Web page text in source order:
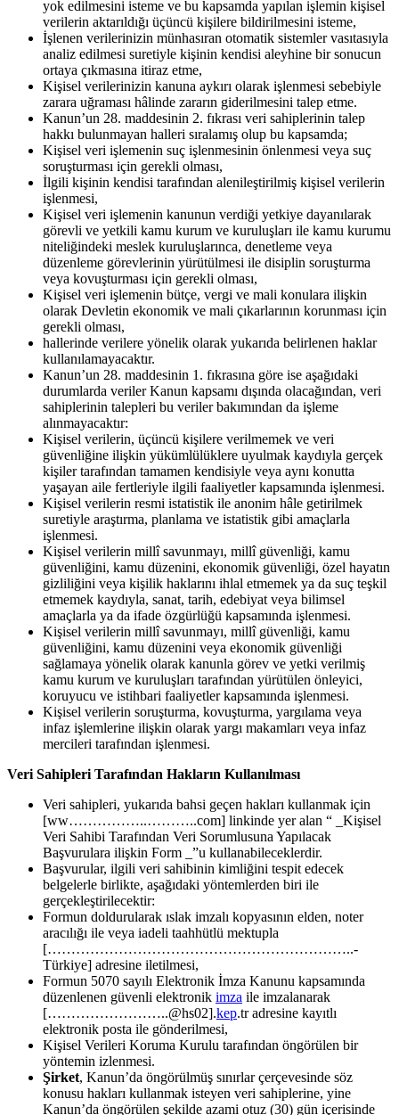
yok edilmesini isteme ve bu kapsamda yapılan işlemin kişisel
verilerin aktarıldığı üçüncü kişilere bildirilmesini isteme,
İşlenen verilerinizin münhasıran otomatik sistemler vasıtasıyla
analiz edilmesi suretiyle kişinin kendisi aleyhine bir sonucun
ortaya çıkmasına itiraz etme,
Kişisel verilerinizin kanuna aykırı olarak işlenmesi sebebiyle
zarara uğraması hâlinde zararın giderilmesini talep etme.
Kanun’un 28. maddesinin 2. fıkrası veri sahiplerinin talep
hakkı bulunmayan halleri sıralamış olup bu kapsamda;
Kişisel veri işlemenin suç işlenmesinin önlenmesi veya suç
soruşturması için gerekli olması,
İlgili kişinin kendisi tarafından alenileştirilmiş kişisel verilerin
işlenmesi,
Kişisel veri işlemenin kanunun verdiği yetkiye dayanılarak
görevli ve yetkili kamu kurum ve kuruluşları ile kamu kurumu
niteliğindeki meslek kuruluşlarınca, denetleme veya
düzenleme görevlerinin yürütülmesi ile disiplin soruşturma
veya kovuşturması için gerekli olması,
Kişisel veri işlemenin bütçe, vergi ve mali konulara ilişkin
olarak Devletin ekonomik ve mali çıkarlarının korunması için
gerekli olması,
hallerinde verilere yönelik olarak yukarıda belirlenen haklar
kullanılamayacaktır.
Kanun’un 28. maddesinin 1. fıkrasına göre ise aşağıdaki
durumlarda veriler Kanun kapsamı dışında olacağından, veri
sahiplerinin talepleri bu veriler bakımından da işleme
alınmayacaktır:
Kişisel verilerin, üçüncü kişilere verilmemek ve veri
güvenliğine ilişkin yükümlülüklere uyulmak kaydıyla gerçek
kişiler tarafından tamamen kendisiyle veya aynı konutta
yaşayan aile fertleriyle ilgili faaliyetler kapsamında işlenmesi.
Kişisel verilerin resmi istatistik ile anonim hâle getirilmek
suretiyle araştırma, planlama ve istatistik gibi amaçlarla
işlenmesi.
Kişisel verilerin millî savunmayı, millî güvenliği, kamu
güvenliğini, kamu düzenini, ekonomik güvenliği, özel hayatın
gizliliğini veya kişilik haklarını ihlal etmemek ya da suç teşkil
etmemek kaydıyla, sanat, tarih, edebiyat veya bilimsel
amaçlarla ya da ifade özgürlüğü kapsamında işlenmesi.
Kişisel verilerin millî savunmayı, millî güvenliği, kamu
güvenliğini, kamu düzenini veya ekonomik güvenliği
sağlamaya yönelik olarak kanunla görev ve yetki verilmiş
kamu kurum ve kuruluşları tarafından yürütülen önleyici,
koruyucu ve istihbari faaliyetler kapsamında işlenmesi.
Kişisel verilerin soruşturma, kovuşturma, yargılama veya
infaz işlemlerine ilişkin olarak yargı makamları veya infaz
mercileri tarafından işlenmesi.
Veri Sahipleri Tarafından Hakların Kullanılması
Veri sahipleri, yukarıda bahsi geçen hakları kullanmak için
[ww……………..………..com] linkinde yer alan “ _Kişisel
Veri Sahibi Tarafından Veri Sorumlusuna Yapılacak
Başvurulara ilişkin Form _”u kullanabileceklerdir.
Başvurular, ilgili veri sahibinin kimliğini tespit edecek
belgelerle birlikte, aşağıdaki yöntemlerden biri ile
gerçekleştirilecektir:
Formun doldurularak ıslak imzalı kopyasının elden, noter
aracılığı ile veya iadeli taahhütlü mektupla
[………………………………………………………..-
Türkiye] adresine iletilmesi,
Formun 5070 sayılı Elektronik İmza Kanunu kapsamında
düzenlenen güvenli elektronik imza ile imzalanarak
[……………………..@hs02].kep.tr adresine kayıtlı
elektronik posta ile gönderilmesi,
Kişisel Verileri Koruma Kurulu tarafından öngörülen bir
yöntemin izlenmesi.
Şirket, Kanun’da öngörülmüş sınırlar çerçevesinde söz
konusu hakları kullanmak isteyen veri sahiplerine, yine
Kanun’da öngörülen şekilde azami otuz (30) gün içerisinde